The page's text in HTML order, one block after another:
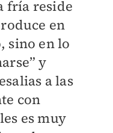
fría reside
en
sino en lo
y
a las
con
es muy